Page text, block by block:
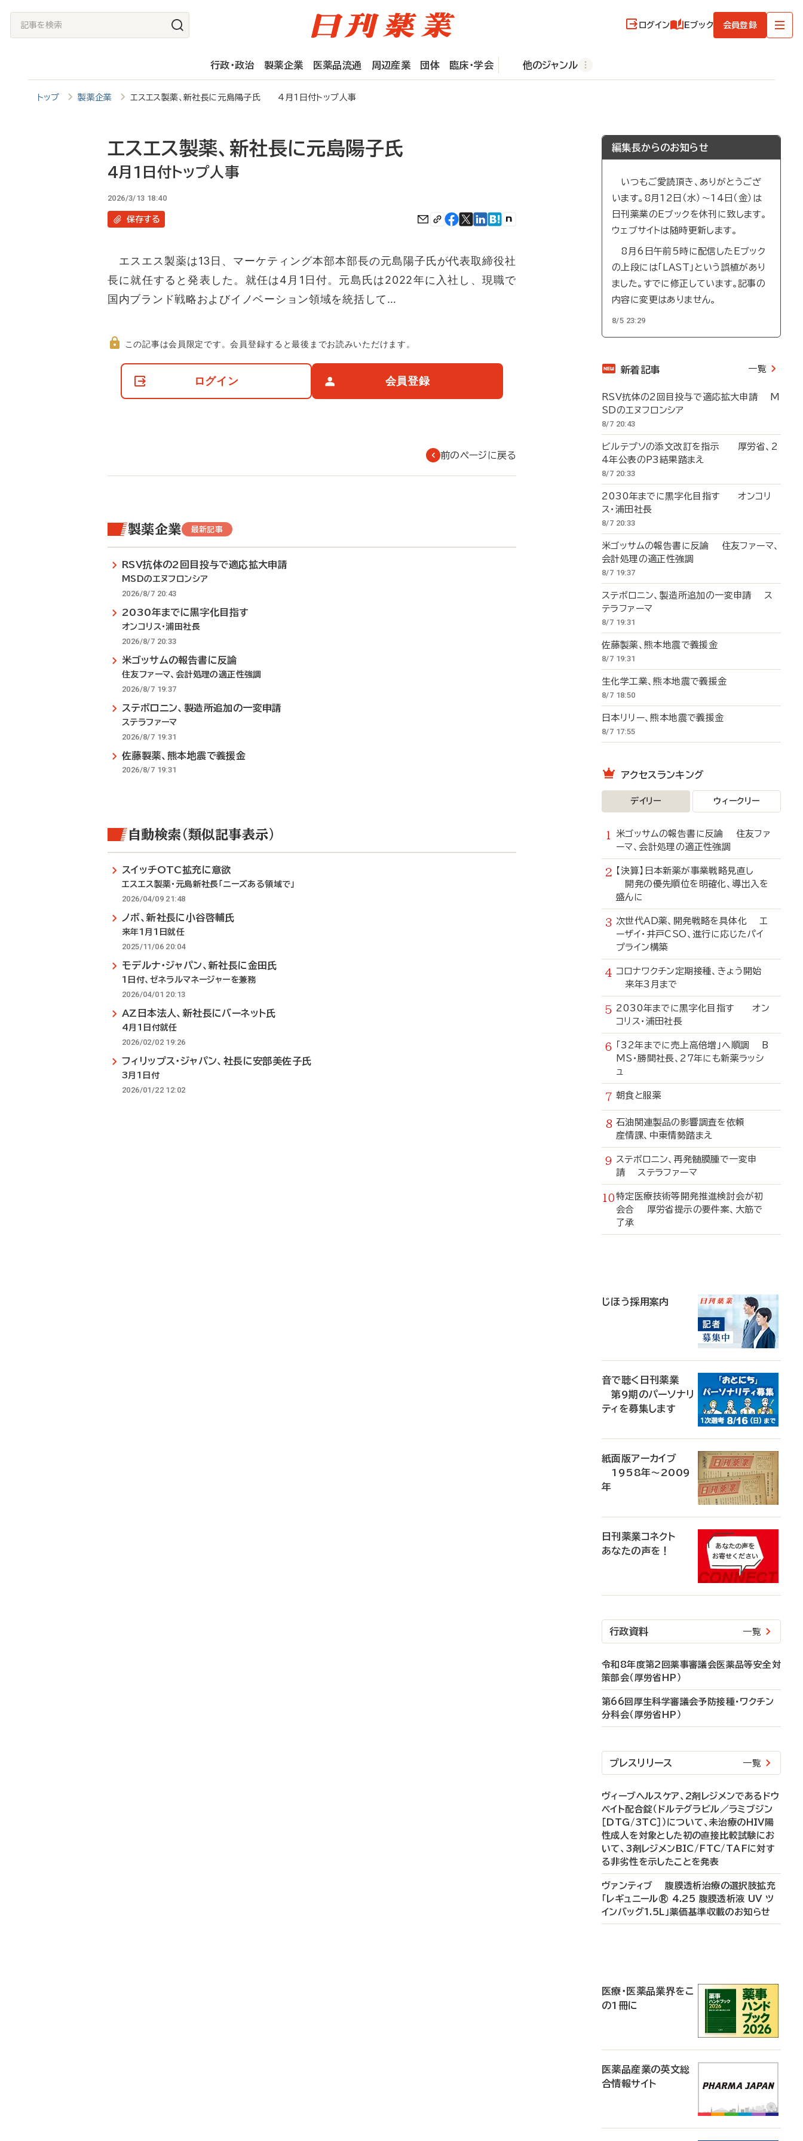
記
事
ログイン Eブック 会員登録
行政・政治 製薬企業 医薬品流通 周辺産業 団体 臨床・学会 他のジャンル
トップ 製薬企業 エスエス製薬、新社長に元島陽子氏 4月1日付トップ人事
エスエス製薬、新社長に元島陽子氏
4月1日付トップ人事
2026/3/13 18:40
保存する
エスエス製薬は13日、マーケティング本部本部長の元島陽子氏が代表取締役社
長に就任すると発表した。就任は4月1日付。元島氏は2022年に入社し、現職で
国内ブランド戦略およびイノベーション領域を統括して…
て
この記事は会員限定です。会員登録すると最後までお読みいただけます。
ログイン 会員登録
前のページに戻る
製薬企業 最新記事
RSV抗体の2回目投与で適応拡大申請
MSDのエヌフロンシア
2026/8/7 20:43
2030年までに黒字化目指す
オンコリス・浦田社長
2026/8/7 20:33
米ゴッサムの報告書に反論
住友ファーマ、会計処理の適正性強調
2026/8/7 19:37
ステボロニン、製造所追加の一変申請
ステラファーマ
2026/8/7 19:31
佐藤製薬、熊本地震で義援金
2026/8/7 19:31
自動検索（類似記事表示）
スイッチOTC拡充に意欲
エスエス製薬・元島新社長「ニーズある領域で」
2026/04/09 21:48
ノボ、新社長に小谷啓輔氏
来年1月1日就任
2025/11/06 20:04
モデルナ・ジャパン、新社長に金田氏
1日付、ゼネラルマネージャーを兼務
2026/04/01 20:13
AZ日本法人、新社長にバーネット氏
4月1日付就任
2026/02/02 19:26
フィリップス・ジャパン、社長に安部美佐子氏
3月1日付
2026/01/22 12:02
編集長からのお知らせ
いつもご愛読頂き、ありがとうござ
います。8月12日（水）～14日（金）は
日刊薬業のEブックを休刊に致します。
ウェブサイトは随時更新します。
8月6日午前5時に配信したEブック
の上段には「LAST」という誤植があり
ました。すでに修正しています。記事の
内容に変更はありません。
8/5 23:29
新着記事 一覧
RSV抗体の2回目投与で適応拡大申請 M
SDのエヌフロンシア
8/7 20:43
ビルテプソの添文改訂を指示 厚労省、2
4年公表のP3結果踏まえ
8/7 20:33
2030年までに黒字化目指す オンコリ
ス・浦田社長
8/7 20:33
米ゴッサムの報告書に反論 住友ファーマ、
会計処理の適正性強調
8/7 19:37
ステボロニン、製造所追加の一変申請 ス
テラファーマ
8/7 19:31
佐藤製薬、熊本地震で義援金
8/7 19:31
生化学工業、熊本地震で義援金
8/7 18:50
日本リリー、熊本地震で義援金
8/7 17:55
アクセスランキング
デイリー ウィークリー
米ゴッサムの報告書に反論 住友ファ
ーマ、会計処理の適正性強調
【決算】日本新薬が事業戦略見直し
開発の優先順位を明確化、導出入を
盛んに
次世代AD薬、開発戦略を具体化 エ
ーザイ・井戸CSO、進行に応じたパイ
プライン構築
コロナワクチン定期接種、きょう開始
来年3月まで
2030年までに黒字化目指す オン
コリス・浦田社長
「32年までに売上高倍増」へ順調 B
MS・勝間社長、27年にも新薬ラッシ
ュ
朝食と服薬
石油関連製品の影響調査を依頼
産情課、中東情勢踏まえ
ステボロニン、再発髄膜腫で一変申
請 ステラファーマ
特定医療技術等開発推進検討会が初
会合 厚労省提示の要件案、大筋で
了承
じほう採用案内
音で聴く日刊薬業
第9期のパーソナリ
ティを募集します
紙面版アーカイブ
1958年～2009
年
日刊薬業コネクト
あなたの声を！
行政資料 一覧
令和8年度第2回薬事審議会医薬品等安全対
策部会（厚労省HP）
第66回厚生科学審議会予防接種・ワクチン
分科会（厚労省HP）
プレスリリース 一覧
ヴィーブヘルスケア、2剤レジメンであるドウ
ベイト配合錠（ドルテグラビル／ラミブジン
［DTG/3TC］）について、未治療のHIV陽
性成人を対象とした初の直接比較試験にお
いて、3剤レジメンBIC/FTC/TAFに対す
る非劣性を示したことを発表
ヴァンティブ 腹膜透析治療の選択肢拡充
「レギュニール® 4.25 腹膜透析液 UV ツ
インバッグ1.5L」薬価基準収載のお知らせ
医療・医薬品業界をこ
の1冊に
医薬品産業の英文総
合情報サイト